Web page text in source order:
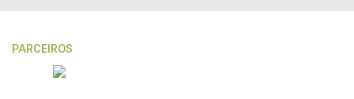
PARCEIROS